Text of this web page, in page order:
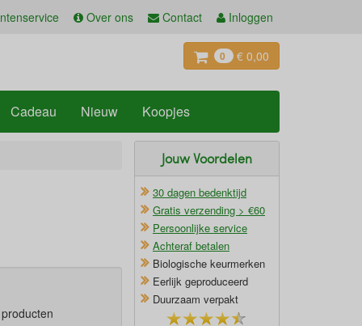
Over ons Contact Inloggen
0 € 0,00
Cadeau Nieuw Koopjes
Jouw Voordelen
30 dagen bedenktijd
Gratis verzending > €60
Persoonlijke service
Achteraf betalen
Biologische keurmerken
Eerlijk geproduceerd
Duurzaam verpakt